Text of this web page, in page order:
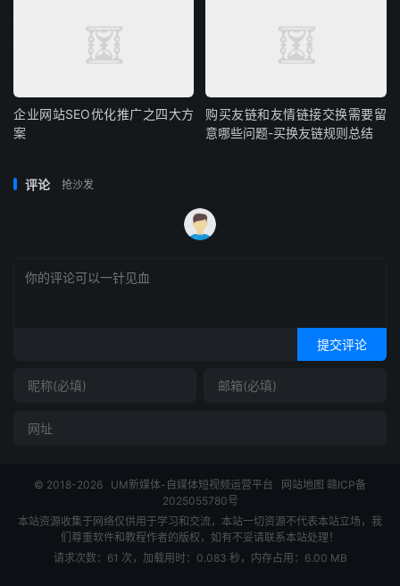
企业网站SEO优化推广之四大方
案
购买友链和友情链接交换需要留
意哪些问题-买换友链规则总结
评论 抢沙发
提交评论
© 2018-2026 UM新媒体-自媒体短视频运营平台 网站地图 赣ICP备
2025055780号
本站资源收集于网络仅供用于学习和交流，本站一切资源不代表本站立场，我
们尊重软件和教程作者的版权，如有不妥请联系本站处理！
请求次数：61 次，加载用时：0.083 秒，内存占用：6.00 MB